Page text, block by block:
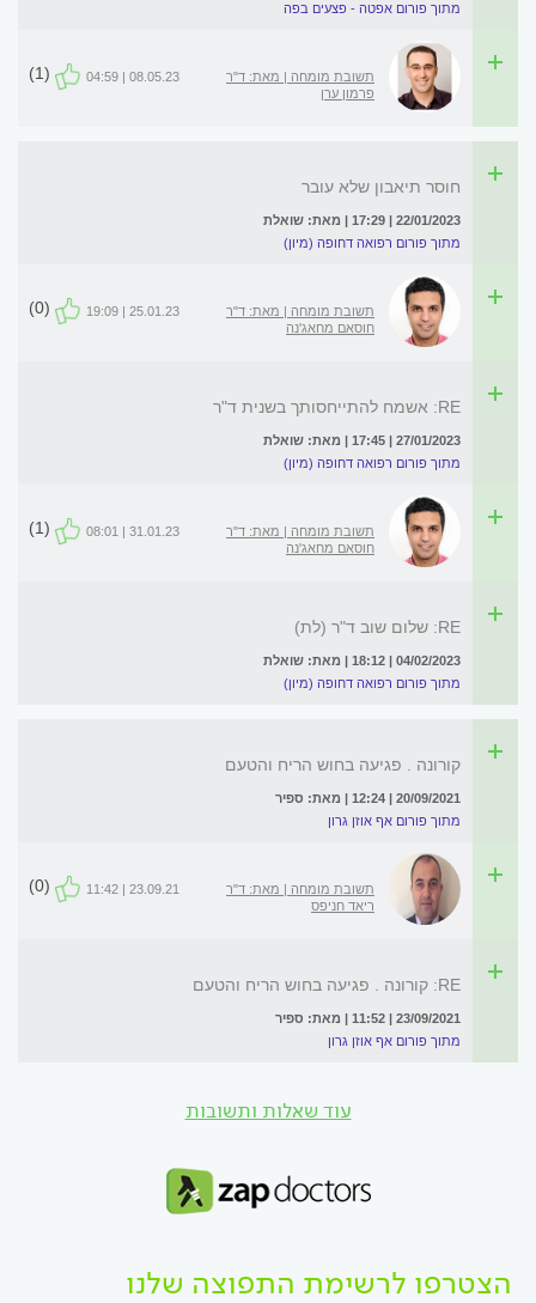
מתוך פורום אפטה - פצעים בפה
תשובת מומחה | מאת: ד"ר
פרמון ערן
08.05.23 | 04:59
(1)
חוסר תיאבון שלא עובר
22/01/2023 | 17:29 | מאת: שואלת
מתוך פורום רפואה דחופה (מיון)
תשובת מומחה | מאת: ד"ר
חוסאם מחאג'נה
25.01.23 | 19:09
(0)
RE: אשמח להתייחסותך בשנית ד"ר
27/01/2023 | 17:45 | מאת: שואלת
מתוך פורום רפואה דחופה (מיון)
תשובת מומחה | מאת: ד"ר
חוסאם מחאג'נה
31.01.23 | 08:01
(1)
RE: שלום שוב ד"ר (לת)
04/02/2023 | 18:12 | מאת: שואלת
מתוך פורום רפואה דחופה (מיון)
קורונה . פגיעה בחוש הריח והטעם
20/09/2021 | 12:24 | מאת: ספיר
מתוך פורום אף אוזן גרון
תשובת מומחה | מאת: ד"ר
ריאד חניפס
23.09.21 | 11:42
(0)
RE: קורונה . פגיעה בחוש הריח והטעם
23/09/2021 | 11:52 | מאת: ספיר
מתוך פורום אף אוזן גרון
עוד שאלות ותשובות
הצטרפו לרשימת התפוצה שלנו